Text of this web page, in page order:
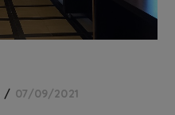
07/09/2021